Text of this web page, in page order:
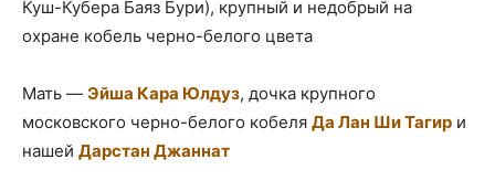
Куш-Кубера Баяз Бури), крупный и недобрый на
охране кобель черно-белого цвета
Мать — Эйша Кара Юлдуз, дочка крупного
московского черно-белого кобеля Да Лан Ши Тагир и
нашей Дарстан Джаннат